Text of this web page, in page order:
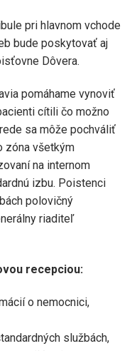
pri hlavnom vchode
bude poskytovať aj
Dôvera.
pomáhame vynoviť
cítili čo možno
sa môže pochváliť
zóna všetkým
na internom
izbu. Poistenci
polovičný
riaditeľ
recepciou:
o nemocnici,
službách,